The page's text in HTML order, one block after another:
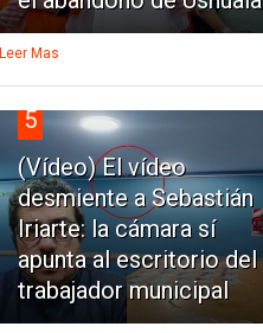
Leer Mas
5
(Vídeo) El vídeo
desmiente a Sebastián
Iriarte: la cámara sí
apunta al escritorio del
trabajador municipal